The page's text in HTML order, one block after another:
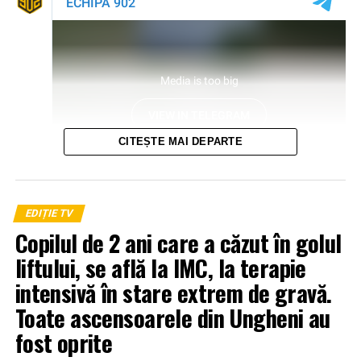
CITEȘTE MAI DEPARTE
EDIȚIE TV
Copilul de 2 ani care a căzut în golul
liftului, se află la IMC, la terapie
intensivă în stare extrem de gravă.
Toate ascensoarele din Ungheni au
fost oprite